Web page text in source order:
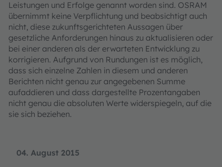
04. August 2015
Leistungen und Erfolge genannt worden sind. OSRAM
übernimmt keine Verpflichtung und beabsichtigt auch
nicht, diese zukunftsgerichteten Aussagen über
gesetzliche Anforderungen hinaus zu aktualisieren oder
bei einer anderen als der erwarteten Entwicklung zu
korrigieren. Aufgrund von Rundungen ist es möglich,
dass sich einzelne Zahlen in diesem und anderen
Berichten nicht genau zur angegebenen Summe
aufaddieren und dass dargestellte Prozentangaben
nicht genau die absoluten Werte widerspiegeln, auf die
sie sich beziehen.